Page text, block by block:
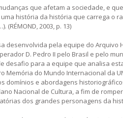
que afetam a sociedade, e
história da história que carrega o
2003, p. 13)
desenvolvida pela equipe do Arquivo
D. Pedro II pelo Brasil e pelo
desafio para a equipe que analisa
do Mundo Internacional da
domínios e abordagens
Nacional de Cultura, a fim de
dos grandes personagens da